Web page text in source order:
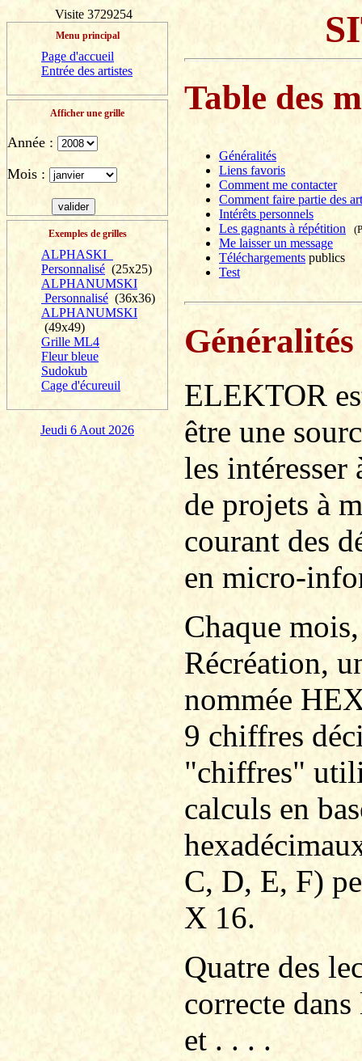
Visite 3729254
Menu principal
Page d'accueil
Entrée des artistes
Afficher une grille
Année :
Mois :
Exemples de grilles
ALPHASKI
Personnalisé (25x25)
ALPHANUMSKI
Personnalisé (36x36)
ALPHANUMSKI
(49x49)
Grille ML4
Fleur bleue
Sudokub
Cage d'écureuil
Jeudi 6 Aout 2026
Table des
Généralités
Liens favoris
Comment me contacter
Comment faire partie des
Intérêts personnels
Les gagnants à répétition
Me laisser un message
Téléchargements publics
Test
Généralités
ELEKTOR
être une
les
de projets à
courant des
en micro-
Chaque
Récréation,
nommée
9 chiffres
"chiffres"
calculs en
C, D, E, F)
X 16.
Quatre des
correcte
et . . . .